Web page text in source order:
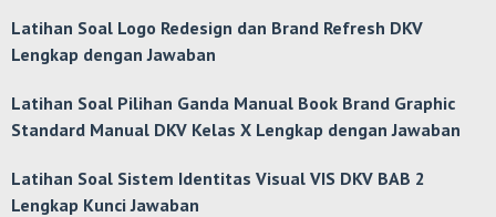
Latihan Soal Logo Redesign dan Brand Refresh DKV
Lengkap dengan Jawaban
Latihan Soal Pilihan Ganda Manual Book Brand Graphic
Standard Manual DKV Kelas X Lengkap dengan Jawaban
Latihan Soal Sistem Identitas Visual VIS DKV BAB 2
Lengkap Kunci Jawaban